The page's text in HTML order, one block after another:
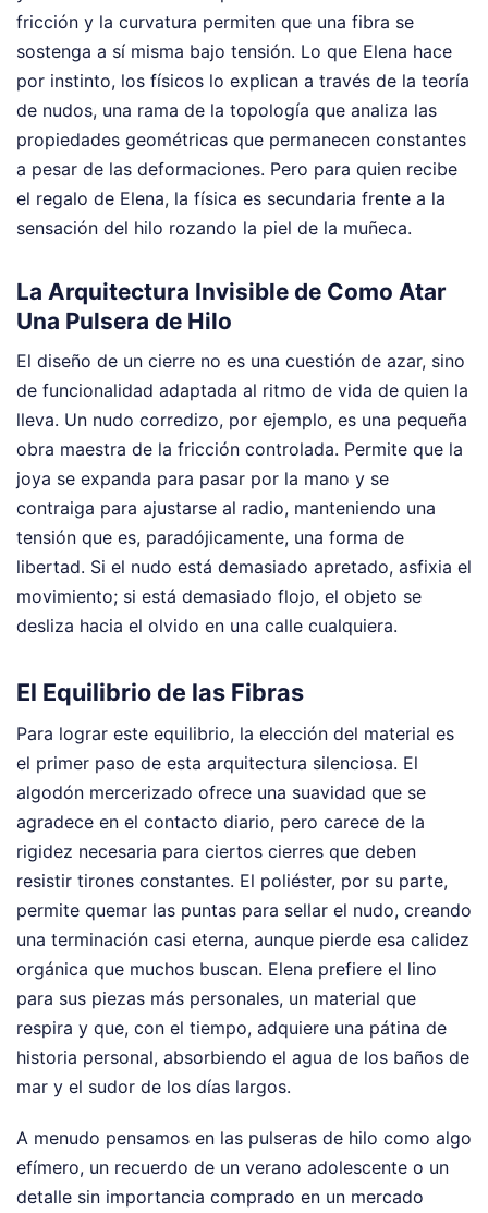
fricción y la curvatura permiten que una fibra se
sostenga a sí misma bajo tensión. Lo que Elena hace
por instinto, los físicos lo explican a través de la teoría
de nudos, una rama de la topología que analiza las
propiedades geométricas que permanecen constantes
a pesar de las deformaciones. Pero para quien recibe
el regalo de Elena, la física es secundaria frente a la
sensación del hilo rozando la piel de la muñeca.
La Arquitectura Invisible de Como Atar
Una Pulsera de Hilo
El diseño de un cierre no es una cuestión de azar, sino
de funcionalidad adaptada al ritmo de vida de quien la
lleva. Un nudo corredizo, por ejemplo, es una pequeña
obra maestra de la fricción controlada. Permite que la
joya se expanda para pasar por la mano y se
contraiga para ajustarse al radio, manteniendo una
tensión que es, paradójicamente, una forma de
libertad. Si el nudo está demasiado apretado, asfixia el
movimiento; si está demasiado flojo, el objeto se
desliza hacia el olvido en una calle cualquiera.
El Equilibrio de las Fibras
Para lograr este equilibrio, la elección del material es
el primer paso de esta arquitectura silenciosa. El
algodón mercerizado ofrece una suavidad que se
agradece en el contacto diario, pero carece de la
rigidez necesaria para ciertos cierres que deben
resistir tirones constantes. El poliéster, por su parte,
permite quemar las puntas para sellar el nudo, creando
una terminación casi eterna, aunque pierde esa calidez
orgánica que muchos buscan. Elena prefiere el lino
para sus piezas más personales, un material que
respira y que, con el tiempo, adquiere una pátina de
historia personal, absorbiendo el agua de los baños de
mar y el sudor de los días largos.
A menudo pensamos en las pulseras de hilo como algo
efímero, un recuerdo de un verano adolescente o un
detalle sin importancia comprado en un mercado